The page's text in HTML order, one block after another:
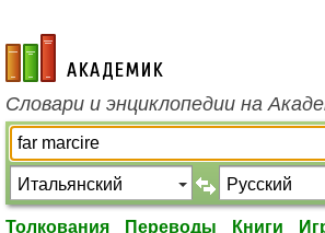
academic.ru
Словари и энциклопедии на
Толкования Переводы Книги